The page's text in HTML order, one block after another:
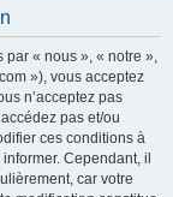
par « nous », « notre »,
»), vous acceptez
n’acceptez pas
pas et/ou
ces conditions à
Cependant, il
car votre